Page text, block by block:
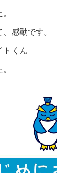
感動です。
トくん